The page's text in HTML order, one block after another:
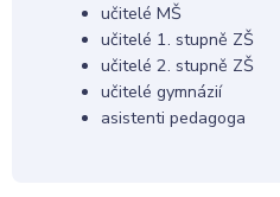
učitelé MŠ
učitelé 1. stupně ZŠ
učitelé 2. stupně ZŠ
učitelé gymnázií
asistenti pedagoga